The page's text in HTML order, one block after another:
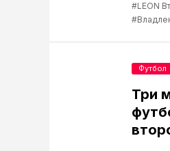
#LEON
Три
Футбол